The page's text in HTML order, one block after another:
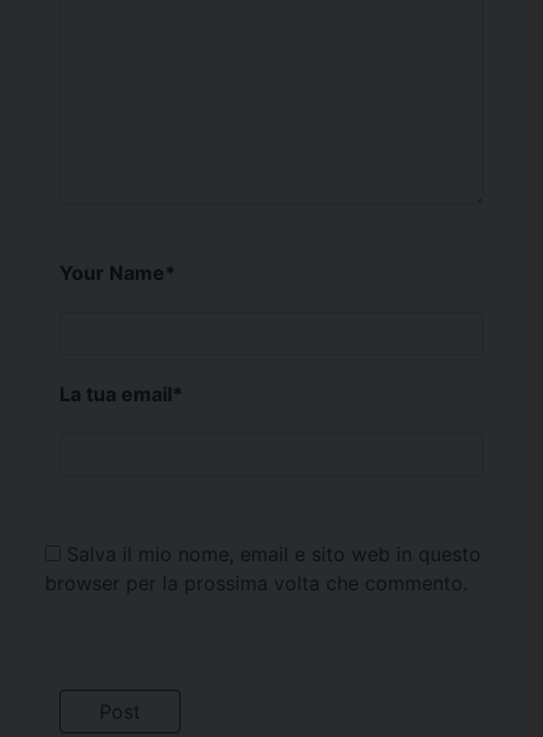
Your Name*
La tua email*
Salva il mio nome, email e sito web in questo
browser per la prossima volta che commento.